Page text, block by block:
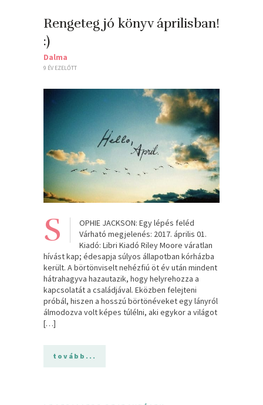
Rengeteg jó könyv áprilisban!
:)
Dalma
9 ÉV EZELŐTT
S
OPHIE JACKSON: Egy lépés feléd
Várható megjelenés: 2017. április 01.
Kiadó: Libri Kiadó Riley Moore váratlan
hívást kap; édesapja súlyos állapotban kórházba
került. A börtönviselt nehézfiú öt év után mindent
hátrahagyva hazautazik, hogy helyrehozza a
kapcsolatát a családjával. Eközben felejteni
próbál, hiszen a hosszú börtönéveket egy lányról
álmodozva volt képes túlélni, aki egykor a világot
[…]
tovább...